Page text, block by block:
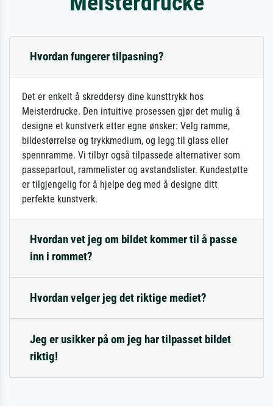
Hvordan fungerer tilpasning?
Det er enkelt å skreddersy dine kunsttrykk hos
Meisterdrucke. Den intuitive prosessen gjør det mulig å
designe et kunstverk etter egne ønsker: Velg ramme,
bildestørrelse og trykkmedium, og legg til glass eller
spennramme. Vi tilbyr også tilpassede alternativer som
passepartout, rammelister og avstandslister. Kundestøtte
er tilgjengelig for å hjelpe deg med å designe ditt
perfekte kunstverk.
Hvordan vet jeg om bildet kommer til å passe
inn i rommet?
Hvordan velger jeg det riktige mediet?
Jeg er usikker på om jeg har tilpasset bildet
riktig!